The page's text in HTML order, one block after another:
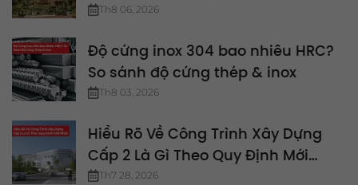
Th8 06, 2026
Độ cứng inox 304 bao nhiêu HRC?
So sánh độ cứng thép & inox
Th8 03, 2026
Hiểu Rõ Về Công Trình Xây Dựng
Cấp 2 Là Gì Theo Quy Định Mới
Nhất
Th7 28, 2026